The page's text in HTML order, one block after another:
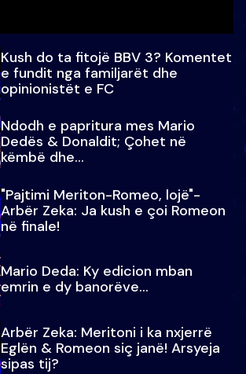
Kush do ta fitojë BBV 3? Komentet
e fundit nga familjarët dhe
opinionistët e FC
Ndodh e papritura mes Mario
Dedës & Donaldit; Çohet në
këmbë dhe...
"Pajtimi Meriton-Romeo, lojë"-
Arbër Zeka: Ja kush e çoi Romeon
në finale!
Mario Deda: Ky edicion mban
emrin e dy banorëve...
Arbër Zeka: Meritoni i ka nxjerrë
Eglën & Romeon siç janë! Arsyeja
sipas tij?